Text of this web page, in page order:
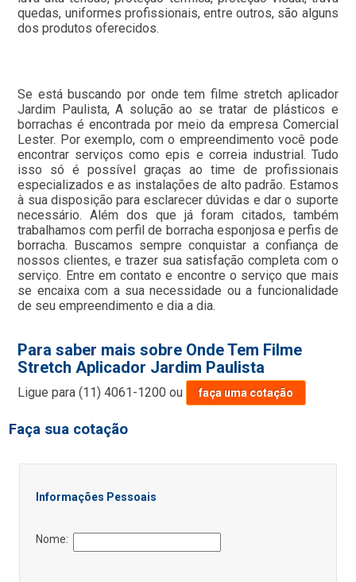
quedas, uniformes profissionais, entre outros, são alguns
dos produtos oferecidos.
Se está buscando por onde tem filme stretch aplicador
Jardim Paulista, A solução ao se tratar de plásticos e
borrachas é encontrada por meio da empresa Comercial
Lester. Por exemplo, com o empreendimento você pode
encontrar serviços como epis e correia industrial. Tudo
isso só é possível graças ao time de profissionais
especializados e as instalações de alto padrão. Estamos
à sua disposição para esclarecer dúvidas e dar o suporte
necessário. Além dos que já foram citados, também
trabalhamos com perfil de borracha esponjosa e perfis de
borracha. Buscamos sempre conquistar a confiança de
nossos clientes, e trazer sua satisfação completa com o
serviço. Entre em contato e encontre o serviço que mais
se encaixa com a sua necessidade ou a funcionalidade
de seu empreendimento e dia a dia.
Para saber mais sobre Onde Tem Filme
Stretch Aplicador Jardim Paulista
Ligue para(11) 4061-1200 ou faça uma cotação
Faça sua cotação
Informações Pessoais
Nome: